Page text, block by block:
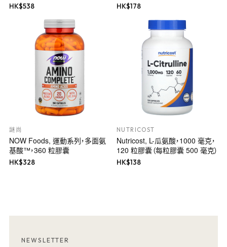
HK$538 HK$178
謎尚
NOW Foods, 運動系列，多面氨
基酸™，360 粒膠囊
HK$328
NUTRICOST
Nutricost, L-瓜氨酸，1000 毫克，
120 粒膠囊（每粒膠囊 500 毫克）
HK$138
NEWSLETTER